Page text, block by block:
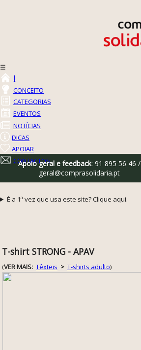
☰
|
CONCEITO
CATEGORIAS
EVENTOS
NOTÍCIAS
DICAS
APOIAR
CONTACTOS
Apoio geral e feedback: 91 895 56 46 /
geral@comprasolidaria.pt
É a 1ª vez que usa este site? Clique aqui.
T-shirt STRONG - APAV
(VER MAIS: Têxteis > T-shirts adulto)